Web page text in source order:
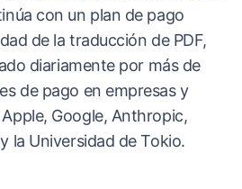
con un plan de pago
de la traducción de PDF,
diariamente por más de
de pago en empresas y
Google, Anthropic,
la Universidad de Tokio.